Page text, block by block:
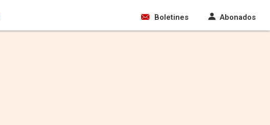
Boletines Abonados